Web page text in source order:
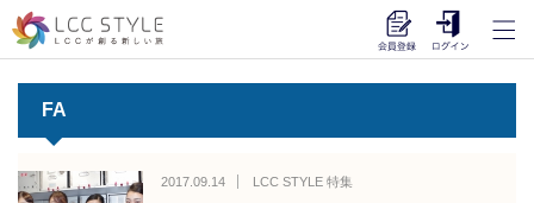
FA
2017.09.14 LCC STYLE 特集